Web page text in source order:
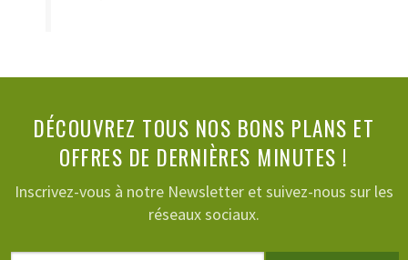
DÉCOUVREZ TOUS NOS BONS PLANS ET
OFFRES DE DERNIÈRES MINUTES !
Inscrivez-vous à notre Newsletter et suivez-nous sur les
réseaux sociaux.